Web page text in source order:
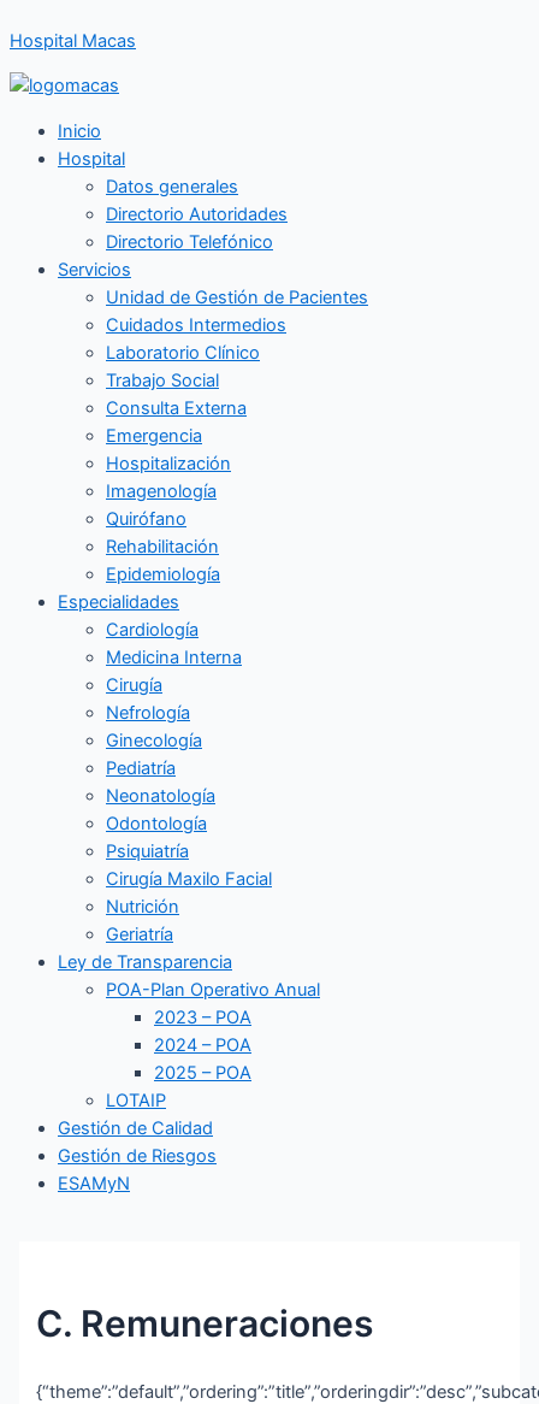
al
contenido
Hospital Macas
Inicio
Hospital
Datos generales
Directorio Autoridades
Directorio Telefónico
Servicios
Unidad de Gestión de Pacientes
Cuidados Intermedios
Laboratorio Clínico
Trabajo Social
Consulta Externa
Emergencia
Hospitalización
Imagenología
Quirófano
Rehabilitación
Epidemiología
Especialidades
Cardiología
Medicina Interna
Cirugía
Nefrología
Ginecología
Pediatría
Neonatología
Odontología
Psiquiatría
Cirugía Maxilo Facial
Nutrición
Geriatría
Ley de Transparencia
POA-Plan Operativo Anual
2023 – POA
2024 – POA
2025 – POA
LOTAIP
Gestión de Calidad
Gestión de Riesgos
ESAMyN
C. Remuneraciones